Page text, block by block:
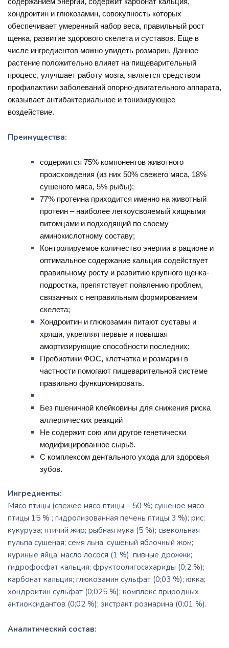
хондроитин и глюкозамин, совокупность которых
обеспечивает умеренный набор веса, правильный рост
щенка, развитие здорового скелета и суставов. Еще в
числе ингредиентов можно увидеть розмарин. Данное
растение положительно влияет на пищеварительный
процесс, улучшает работу мозга, является средством
профилактики заболеваний опорно-двигательного аппарата,
оказывает антибактериальное и тонизирующее
воздействие.
Преимущества:
содержится 75% компонентов животного
происхождения (из них 50% свежего мяса, 18%
сушеного мяса, 5% рыбы);
77% протеина приходится именно на животный
протеин – наиболее легкоусвояемый хищными
питомцами и подходящий по своему
аминокислотному составу;
Контролируемое количество энергии в рационе и
оптимальное содержание кальция содействует
правильному росту и развитию крупного щенка-
подростка, препятствует появлению проблем,
связанных с неправильным формированием
скелета;
Хондроитин и глюкозамин питают суставы и
хрящи, укрепляя первые и повышая
амортизирующие способности последних;
Пребиотики ФОС, клетчатка и розмарин в
частности помогают пищеварительной системе
правильно функционировать.
Без пшеничной клейковины для снижения риска
аллергических реакций
Не содержит сою или другое генетически
модифицированное сырьё.
С комплексом дентального ухода для здоровья
зубов.
Ингредиенты:
Мясо птицы (свежее мясо птицы – 50 %; сушеное мясо
птицы 15 % ; гидролизовaнная печень птицы 3 %); рис;
кукуруза; птичий жир; рыбная мука (5 %); свекольная
пульпа сушеная; семя льна; сушеный яблочный жом;
куриные яйца; масло лосося (1 %); пивные дрожжи;
гидрофосфат кальция; фруктоолигосахариды (0;2 %);
карбонат кальция; глюкозамин сульфат (0;03 %); юкка;
хондроитин сульфат (0;025 %); комплекс природных
антиоксидантов (0;02 %); экстракт розмарина (0;01 %).
Аналитический состав: